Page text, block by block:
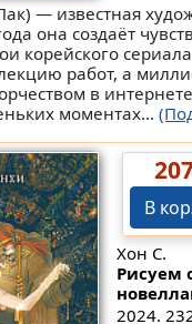
— известная
она создаёт
корейского
работ, а
в
моментах...
В
Хон С.
Рисуем
2024.